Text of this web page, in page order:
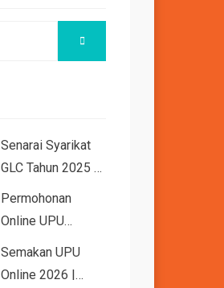
SEARCH
Senarai Syarikat
GLC Tahun 2025 /
2026
Permohonan
Online UPU
2026/2027
Semakan UPU
Online 2026 |